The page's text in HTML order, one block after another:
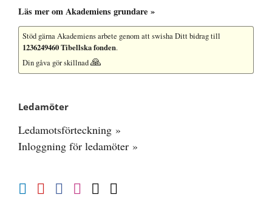
Läs mer om Akademiens grundare »
Stöd gärna Akademiens arbete genom att swisha Ditt bidrag till
1236249460 Tibellska fonden.
Din gåva gör skillnad🙏
Ledamöter
Ledamotsförteckning »
Inloggning för ledamöter »